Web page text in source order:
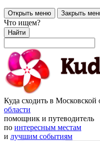
Открыть меню Закрыть
Что ищем?
Найти
Куда сходить в
области
помощник и путеводитель
по интересным местам
и лучшим событиям